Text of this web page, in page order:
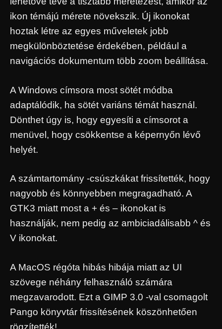
ikon témájú mérete növekszik. Új ikonokat
hoztak létre az egyes műveletek jobb
megkülönböztetése érdekében, például a
navigációs dokumentum több zoom beállítása.
A Windows címsora most sötét módba
adaptálódik, ha sötét variáns témát használ.
Dönthet úgy is, hogy egyesíti a címsorot a
menüvel, hogy csökkentse a képernyőn lévő
helyét.
A számtartomány -csúszkákat frissítették, hogy
nagyobb és könnyebben megragadható. A
GTK3 miatt most a + és – ikonokat is
használják, nem pedig az ambiciadálisabb ^ és
V ikonokat.
A MacOS régóta hibás hibája miatt az UI
szövege néhány felhasználó számára
megzavarodott. Ezt a GIMP 3.0 -val csomagolt
Pango könyvtár frissítésének köszönhetően
rögzítették!